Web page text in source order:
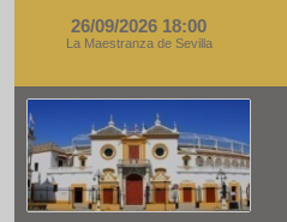
26/09/2026 18:00
La Maestranza de Sevilla